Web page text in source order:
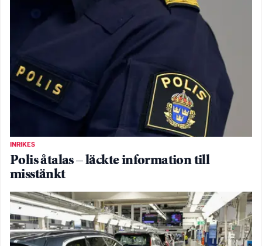
INRIKES
Polis åtalas – läckte information till
misstänkt